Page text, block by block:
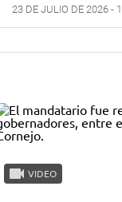
23 DE JULIO DE 2026 -
VIDEO